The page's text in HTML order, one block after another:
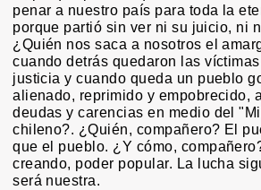
penar a nuestro país para toda la
porque partió sin ver ni su juicio, ni
¿Quién nos saca a nosotros el
cuando detrás quedaron las
justicia y cuando queda un pueblo
alienado, reprimido y empobrecido,
deudas y carencias en medio del
chileno?. ¿Quién, compañero? El
que el pueblo. ¿Y cómo,
creando, poder popular. La lucha
será nuestra.